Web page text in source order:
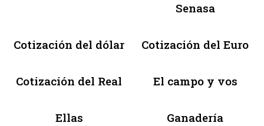
Senasa
Cotización del dólar Cotización del Euro
Cotización del Real El campo y vos
Ellas Ganadería